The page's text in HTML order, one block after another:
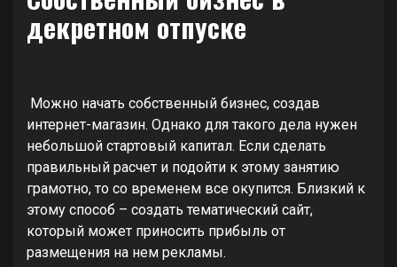
декретном отпуске
Можно начать собственный бизнес, создав
интернет-магазин. Однако для такого дела нужен
небольшой стартовый капитал. Если сделать
правильный расчет и подойти к этому занятию
грамотно, то со временем все окупится. Близкий к
этому способ – создать тематический сайт,
который может приносить прибыль от
размещения на нем рекламы.